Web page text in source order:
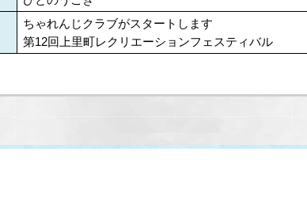
ちゃれんじクラブがスタートします
第12回上里町レクリエーションフェスティバル